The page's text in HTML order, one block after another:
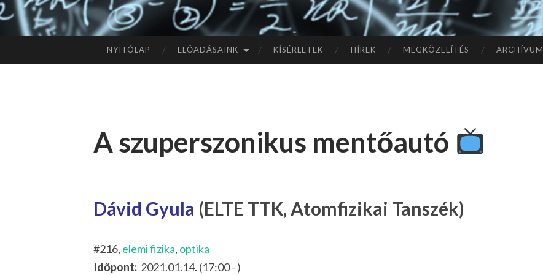
TÓ
L A
AG
IG
Intézetében
A
NYITÓLAP ELŐADÁSAINK KÍSÉRLETEK HÍREK MEGKÖZELÍTÉS ARCHÍVUM
A szuperszonikus mentőautó
Dávid Gyula (ELTE TTK, Atomfizikai Tanszék)
#216, elemi fizika, optika
Időpont: 2021.01.14. (17:00 - )